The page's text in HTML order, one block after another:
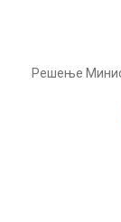
Решење